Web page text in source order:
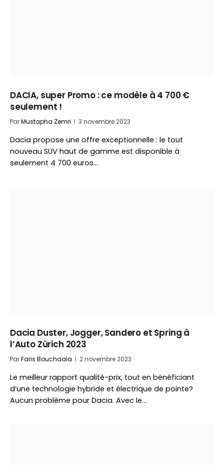
DACIA, super Promo : ce modèle à 4 700 €
seulement !
ParMustapha Zemri 3 novembre 2023
Dacia propose une offre exceptionnelle : le tout
nouveau SUV haut de gamme est disponible à
seulement 4 700 euros…
Dacia Duster, Jogger, Sandero et Spring à
l’Auto Zürich 2023
ParFaris Bouchaala 2 novembre 2023
Le meilleur rapport qualité-prix, tout en bénéficiant
d’une technologie hybride et électrique de pointe?
Aucun problème pour Dacia. Avec le…